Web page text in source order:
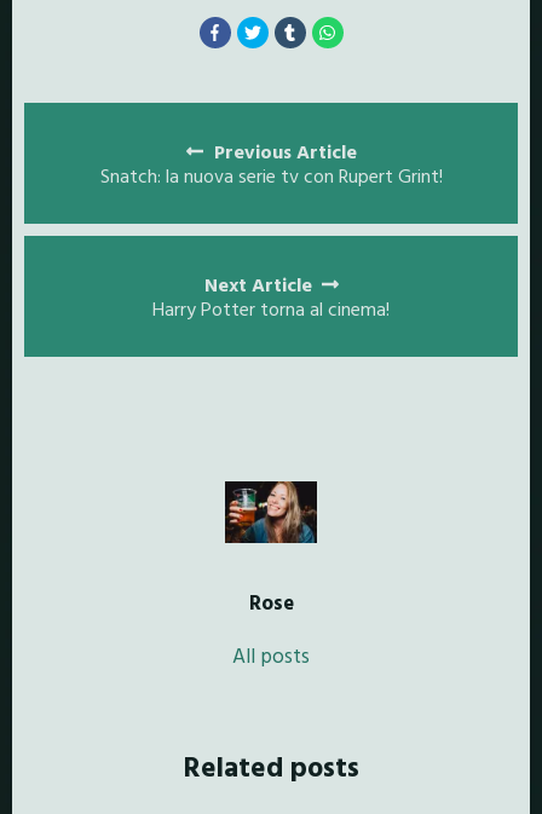
navigation
Previous Article
Snatch: la nuova serie tv con Rupert Grint!
Next Article
Harry Potter torna al cinema!
Rose
All posts
Related posts